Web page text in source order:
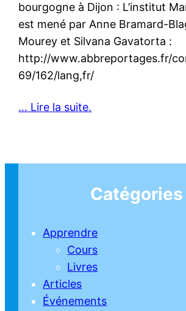
bourgogne à Dijon : L’institut
est mené par Anne Bramard-
Mourey et Silvana Gavatorta :
http://www.abbreportages.fr/
69/162/lang,fr/
… Lire la suite.
Catégories
Apprendre
Cours
Livres
Articles
Événements